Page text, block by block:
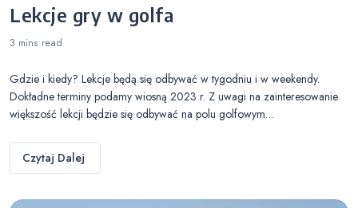
Lekcje gry w golfa
3 mins read
Gdzie i kiedy? Lekcje będą się odbywać w tygodniu i w weekendy.
Dokładne terminy podamy wiosną 2023 r. Z uwagi na zainteresowanie
większość lekcji będzie się odbywać na polu golfowym…
Czytaj Dalej